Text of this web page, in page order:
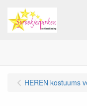
HEREN kostuums